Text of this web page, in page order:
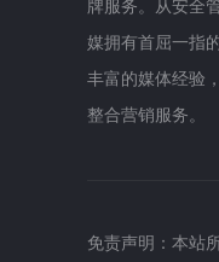
牌服务。从安全
媒拥有首屈一指
丰富的媒体经验
整合营销服务。
免责声明：本站